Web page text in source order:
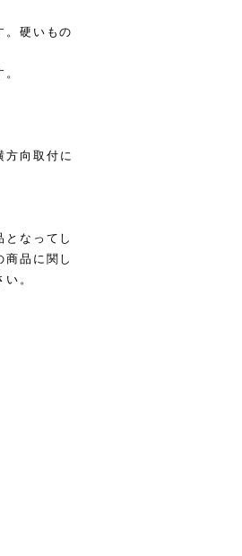
。硬いもの
向取付に
なってし
品に関し
。